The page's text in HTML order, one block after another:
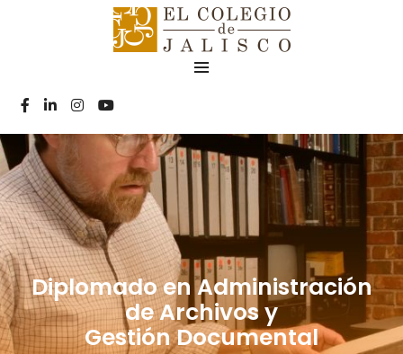
Diplomado en Administración
de Archivos y
Gestión Documental